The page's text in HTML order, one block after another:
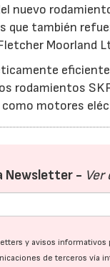
nuevo
que también
Moorland
rodamientos
motores
Newsletter - Ver
y avisos
de terceros vía